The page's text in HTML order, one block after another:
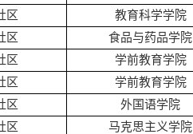
区 教育科学学院
区 食品与药品学院
区 学前教育学院
区 学前教育学院
区 外国语学院
区 马克思主义学院